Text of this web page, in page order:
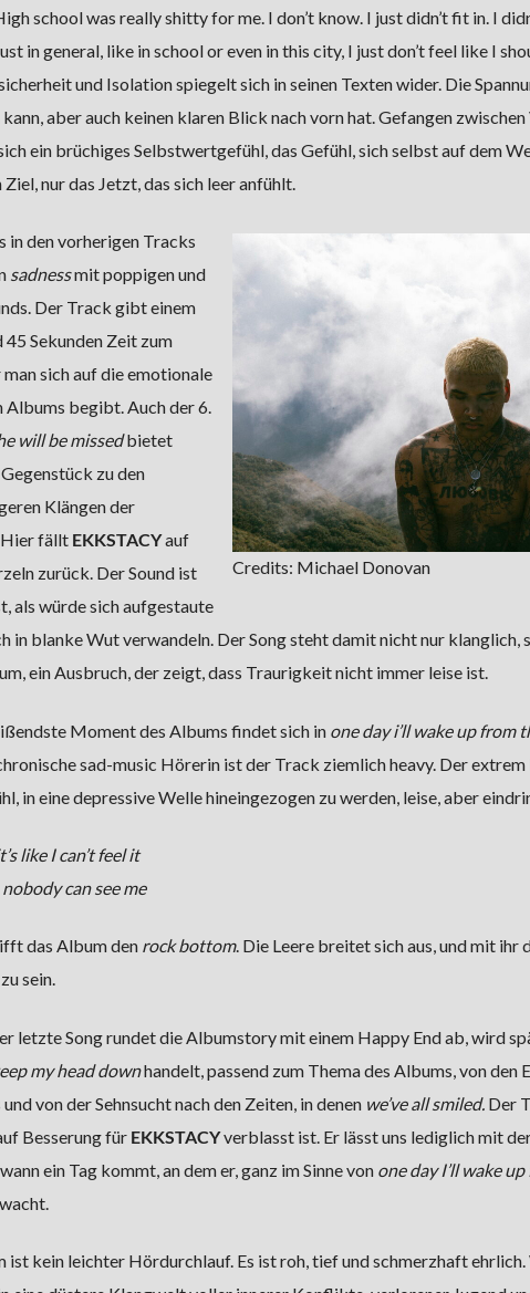
school was really shitty for me. I don’t know. I just didn’t fit in. I
in general, like in school or even in this city, I just don’t feel like I
und Isolation spiegelt sich in seinen Texten wider. Die
aber auch keinen klaren Blick nach vorn hat. Gefangen
ein brüchiges Selbstwertgefühl, das Gefühl, sich selbst auf dem
nur das Jetzt, das sich leer anfühlt.
Credits: Michael Donovan
in den vorherigen Tracks
sadnessmit poppigen und
Der Track gibt einem
Sekunden Zeit zum
sich auf die emotionale
Albums begibt. Auch der 6.
will be missedbietet
zu den
Klängen der
fällt EKKSTACYauf
zurück. Der Sound ist
als würde sich aufgestaute
in blanke Wut verwandeln. Der Song steht damit nicht nur klanglich,
ein Ausbruch, der zeigt, dass Traurigkeit nicht immer leise ist.
Moment des Albums findet sich in one day i’ll wake up from
sad-music Hörerin ist der Track ziemlich heavy. Der extrem
in eine depressive Welle hineingezogen zu werden, leise, aber
like I can’t feel it
can see me
das Album den rock bottom. Die Leere breitet sich aus, und mit ihr
sein.
letzte Song rundet die Albumstory mit einem Happy End ab, wird
my head downhandelt, passend zum Thema des Albums, von den
von der Sehnsucht nach den Zeiten, in denen we’ve all smiled. Der
Besserung für EKKSTACYverblasst ist. Er lässt uns lediglich mit
ein Tag kommt, an dem er, ganz im Sinne von one day I’ll wake
ist kein leichter Hördurchlauf. Es ist roh, tief und schmerzhaft